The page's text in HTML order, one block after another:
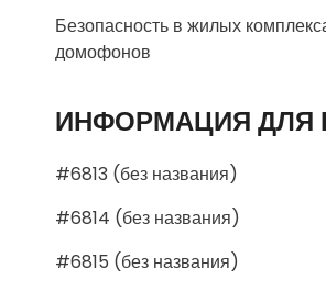
Безопасность в жилых
домофонов
ИНФОРМАЦИЯ ДЛЯ
#6813 (без названия)
#6814 (без названия)
#6815 (без названия)